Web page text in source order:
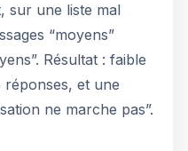
sur une liste mal
“moyens”
Résultat : faible
réponses, et une
ne marche pas”.